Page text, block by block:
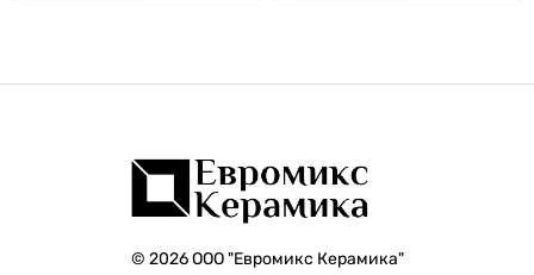
© 2026 ООО "Евромикс Керамика"